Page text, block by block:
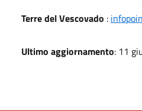
Terre del Vescovado :
Ultimo aggiornamento: 11